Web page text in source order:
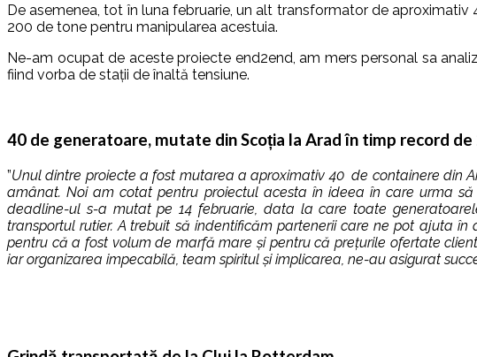
De asemenea, tot în luna februarie, un alt transformator de
200 de tone pentru manipularea acestuia.
Ne-am ocupat de aceste proiecte end2end, am mers personal sa
fiind vorba de stații de înaltă tensiune.
40 de generatoare, mutate din Scoția la Arad în timp record
”Unul dintre proiecte a fost mutarea a aproximativ 40 de containere din
amânat. Noi am cotat pentru proiectul acesta în ideea în care urma
deadline-ul s-a mutat pe 14 februarie, data la care toate
transportul rutier. A trebuit să indentificăm partenerii care ne pot ajuta
pentru că a fost volum de marfă mare și pentru că prețurile ofertate
iar organizarea impecabilă, team spiritul și implicarea, ne-au asigurat